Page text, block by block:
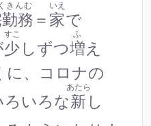
務
きんむ
＝ 家
いえ
で
少
すこ
しずつ増
ふ
え
に、コロナの
ろいろな新
あたら
し